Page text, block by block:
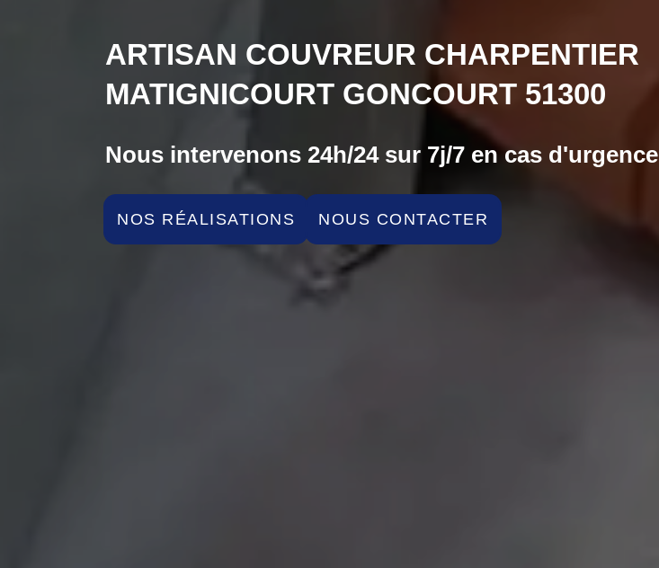
ARTISAN COUVREUR CHARPENTIER
MATIGNICOURT GONCOURT 51300
Nous intervenons 24h/24 sur 7j/7 en cas d'urgence
NOS RÉALISATIONS NOUS CONTACTER